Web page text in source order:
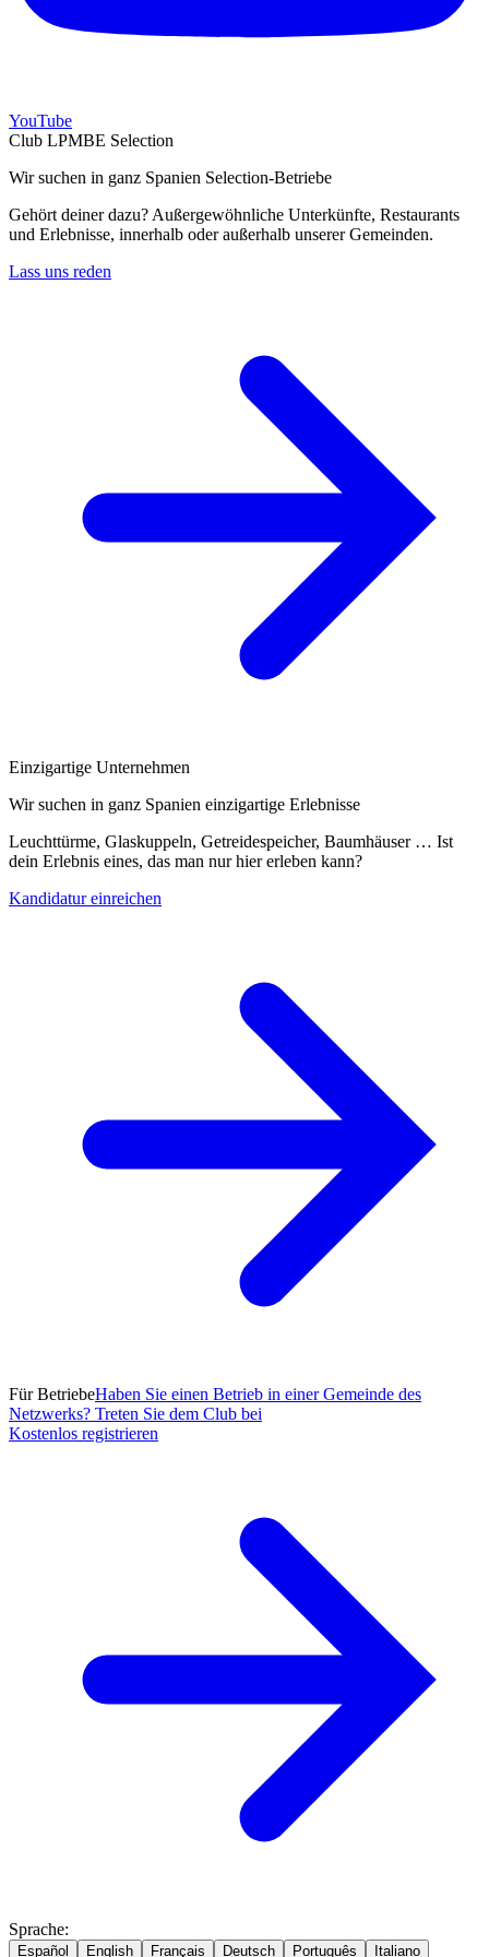
YouTube
Club LPMBE Selection
Wir suchen in ganz Spanien Selection-Betriebe
Gehört deiner dazu? Außergewöhnliche Unterkünfte, Restaurants
und Erlebnisse, innerhalb oder außerhalb unserer Gemeinden.
Lass uns reden
Einzigartige Unternehmen
Wir suchen in ganz Spanien einzigartige Erlebnisse
Leuchttürme, Glaskuppeln, Getreidespeicher, Baumhäuser … Ist
dein Erlebnis eines, das man nur hier erleben kann?
Kandidatur einreichen
Für BetriebeHaben Sie einen Betrieb in einer Gemeinde des
Netzwerks? Treten Sie dem Club bei
Kostenlos registrieren
Sprache:
Español English Français Deutsch Português Italiano